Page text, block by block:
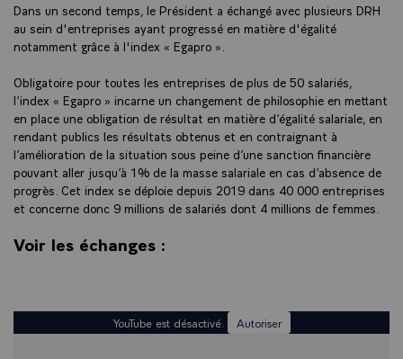
Dans un second temps, le Président a échangé avec plusieurs DRH
au sein d'entreprises ayant progressé en matière d'égalité
notamment grâce à l'index « Egapro ».
Obligatoire pour toutes les entreprises de plus de 50 salariés,
l’index « Egapro » incarne un changement de philosophie en mettant
en place une obligation de résultat en matière d’égalité salariale, en
rendant publics les résultats obtenus et en contraignant à
l’amélioration de la situation sous peine d’une sanction financière
pouvant aller jusqu’à 1% de la masse salariale en cas d’absence de
progrès. Cet index se déploie depuis 2019 dans 40 000 entreprises
et concerne donc 9 millions de salariés dont 4 millions de femmes.
Voir les échanges :
YouTube est désactivé. Autoriser